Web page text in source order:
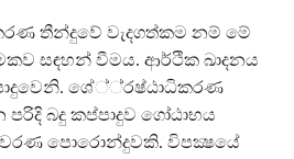
තීන්දුවේ වැදගත්කම නම් මේ
සඳහන් වීමය. ආර්ථික ඛාදනය
ශේ්්‍රෂ්ඨාධිකරණ
බදු කප්පාදුව ගෝඨාභය
පොරොන්දුවකි. විපක්‍ෂයේ